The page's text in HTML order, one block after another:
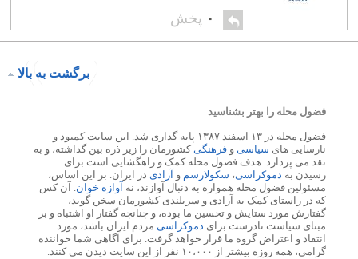
۰ پخش
برگشت به بالا
فضول محله را بهتر بشناسید
فضول محله در ۱۳ اسفند ۱۳۸۷ پایه گذاری شد. این سایت کمبود و
نارسایی های سیاسی و فرهنگیکشورمان را زیر ذره بین گذاشته، و به
نقد می پردازد. هدف فضول محله کمک و راهگشایی است برای
رسیدن به دموکراسی، سکولارسم و آزادی در ایران. بر این اساس،
مسئولین فضول محله همواره به دنبال آوازند، نه آوازه خوان. آن کس
که در راستای کمک به آزادی و سربلندی کشورمان سخن گوید،
گفتارش مورد ستایش و تحسین ما بوده، و چنانچه گفتار او اشتباه و بر
مبنای سیاست نادرست برای دموکراسی مردم ایران باشد، مورد
انتقاد و اعتراض گروه ما قرار خواهد گرفت. برای آگاهی شما خواننده
گرامی، همه روزه بیشتر از ۱۰،۰۰۰ نفر از این سایت دیدن می کنند.